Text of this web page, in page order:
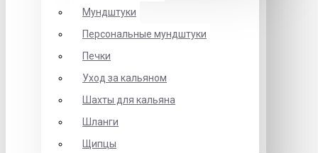
Мундштуки
Персональные мундштуки
Печки
Уход за кальяном
Шахты для кальяна
Шланги
Щипцы